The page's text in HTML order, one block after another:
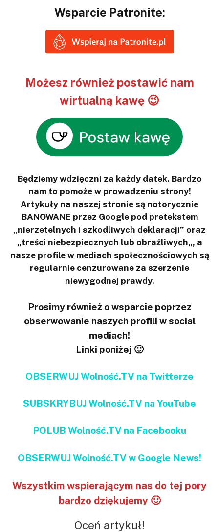
Wsparcie Patronite:
Możesz również postawić nam
wirtualną kawę 😉
Będziemy wdzięczni za każdy datek. Bardzo
nam to pomoże w prowadzeniu strony!
Artykuły na naszej stronie są notorycznie
BANOWANE przez Google pod pretekstem
„nierzetelnych i szkodliwych deklaracji” oraz
„treści niebezpiecznych lub obraźliwych„, a
nasze profile w mediach społecznościowych są
regularnie cenzurowane za szerzenie
niewygodnej prawdy.
Prosimy również o wsparcie poprzez
obserwowanie naszych profili w social
mediach!
Linki poniżej 🙂
OBSERWUJ Wolność.TV na Twitterze
SUBSKRYBUJ Wolność.TV na YouTube
POLUB Wolność.TV na Facebooku
OBSERWUJ Wolność.TV w Google News!
Wszystkim wspierającym nas do tej pory
bardzo dziękujemy 🙂
Oceń artykuł!